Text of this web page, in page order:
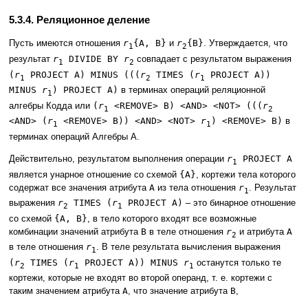
5.3.4. Реляционное деление
Пусть имеются отношения r1{A, B} и r2{B}. Утверждается, что
результат r1 DIVIDE BY r2 совпадает с результатом выражения
( r1 PROJECT A) MINUS ((( r2 TIMES ( r1
PROJECT A))
MINUS r1 ) PROJECT A) в терминах операций реляционной
алгебры Кодда или ( r1 <REMOVE> B) <AND> <NOT> ((( r2
<AND> ( r1 <REMOVE> B)) <AND> <NOT> r1 ) <REMOVE> B) в
терминах операций Алгебры A.
Действительно, результатом выполнения операции r1
PROJECT A
является унарное отношение со схемой {A} , кортежи тела которого
содержат все значения атрибута A из тела отношения r1
. Результат
выражения r2 TIMES ( r1 PROJECT A) – это бинарное отношение
со схемой {A, B} , в тело которого входят все возможные
комбинации значений атрибута B в теле отношения r2 и атрибута A
в теле отношения r1. В теле результата вычисления выражения
( r2 TIMES ( r1 PROJECT A)) MINUS r1 останутся только те
кортежи, которые не входят во второй операнд, т. е. кортежи с
таким значением атрибута A, что значение атрибута B,